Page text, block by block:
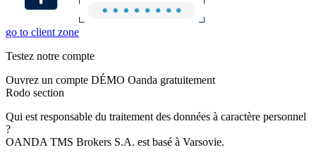
go to client zone
Testez notre compte
Ouvrez un compte DÉMO Oanda gratuitement
Rodo section
Qui est responsable du traitement des données à caractère personnel
?
OANDA TMS Brokers S.A. est basé à Varsovie.